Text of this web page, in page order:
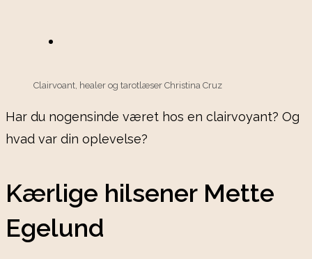
Clairvoant, healer og tarotlæser Christina Cruz
Har du nogensinde været hos en clairvoyant? Og
hvad var din oplevelse?
Kærlige hilsener Mette
Egelund